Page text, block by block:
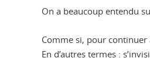
On a beaucoup entendu
Comme si, pour continuer
En d’autres termes :